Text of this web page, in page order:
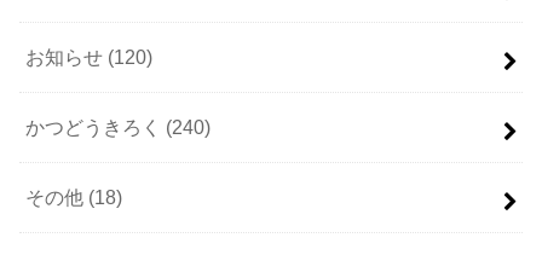
お知らせ (120)
かつどうきろく (240)
その他 (18)